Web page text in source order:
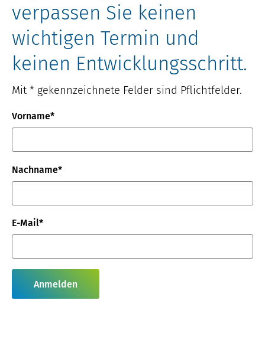
verpassen Sie keinen
wichtigen Termin und
keinen Entwicklungsschritt.
Mit * gekennzeichnete Felder sind Pflichtfelder.
Vorname*
Nachname*
E-Mail*
Anmelden